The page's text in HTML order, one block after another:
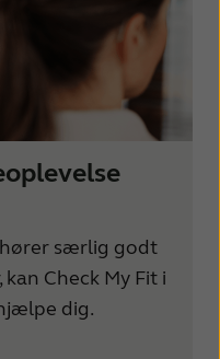
Kingdom
hører særlig godt
Check My Fit i
dig.